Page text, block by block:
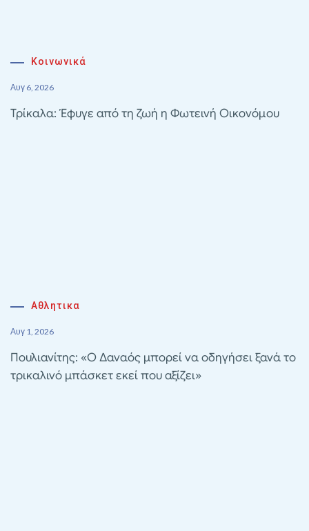
Κοινωνικά
Αυγ 6, 2026
Τρίκαλα: Έφυγε από τη ζωή η Φωτεινή Οικονόμου
Αθλητικα
Αυγ 1, 2026
Πουλιανίτης: «Ο Δαναός μπορεί να οδηγήσει ξανά το
τρικαλινό μπάσκετ εκεί που αξίζει»